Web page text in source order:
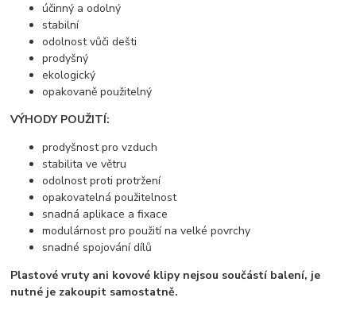
účinný a odolný
stabilní
odolnost vůči dešti
prodyšný
ekologický
opakovaně použitelný
VÝHODY POUŽITÍ:
prodyšnost pro vzduch
stabilita ve větru
odolnost proti protržení
opakovatelná použitelnost
snadná aplikace a fixace
modulárnost pro použití na velké povrchy
snadné spojování dílů
Plastové vruty ani kovové klipy nejsou součástí balení, je
nutné je zakoupit samostatně.